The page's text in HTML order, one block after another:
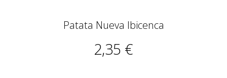
Patata Nueva Ibicenca
2,35 €